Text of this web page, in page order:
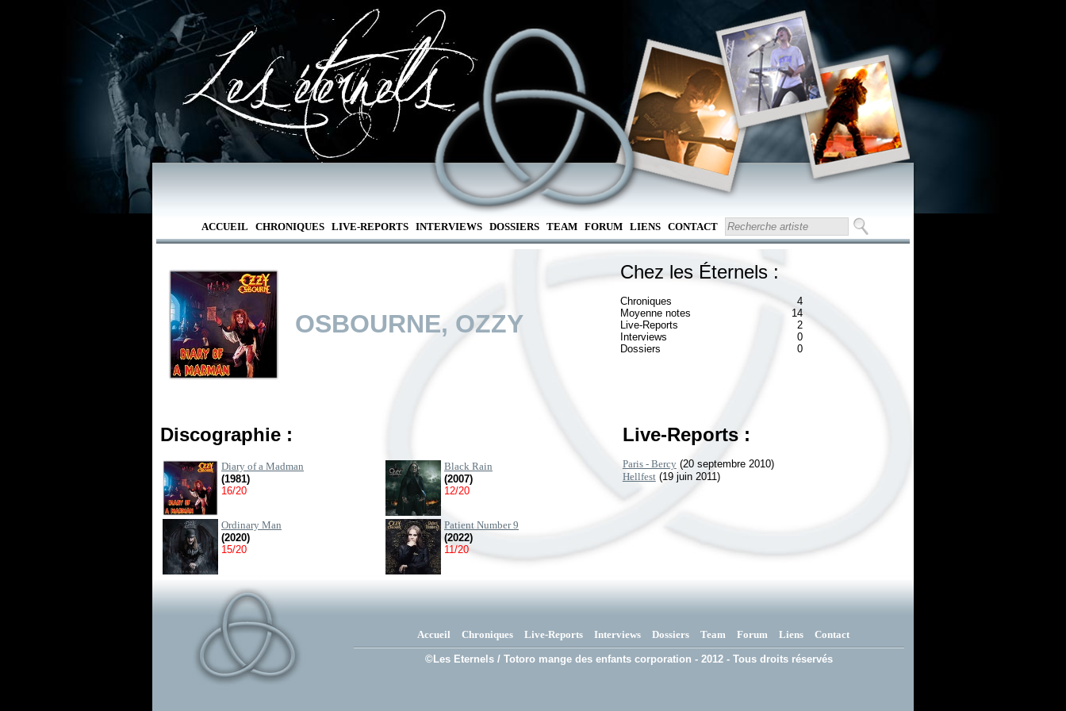
ACCUEIL CHRONIQUES LIVE-REPORTS INTERVIEWS DOSSIERS TEAM FORUM LIENS CONTACT
OSBOURNE, OZZY
Chez les Éternels :
Chroniques
4
Moyenne notes
14
Live-Reports
2
Interviews
0
Dossiers
0
Discographie :
Diary of a Madman
(1981)
16/20
Black Rain
(2007)
12/20
Ordinary Man
(2020)
15/20
Patient Number 9
(2022)
11/20
Live-Reports :
Paris - Bercy(20 septembre 2010)
Hellfest(19 juin 2011)
Accueil Chroniques Live-Reports Interviews Dossiers Team Forum Liens Contact
©Les Eternels / Totoro mange des enfants corporation - 2012 - Tous droits réservés